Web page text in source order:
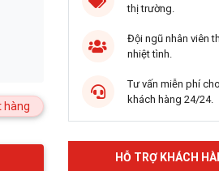
hàng
thị trường.
Đội ngũ nhân viên
nhiệt tình.
Tư vấn miễn phí
khách hàng 24/24.
HỖ TRỢ KHÁCH